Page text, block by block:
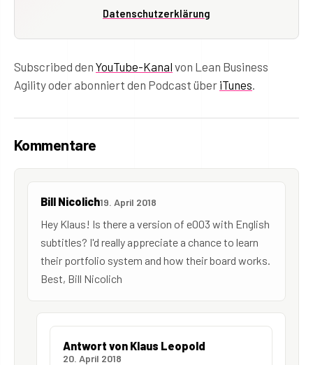
Datenschutzerklärung
Subscribed den YouTube-Kanal von Lean Business
Agility oder abonniert den Podcast über iTunes
Kommentare
Bill Nicolich19. April 2018
Hey Klaus! Is there a version of e003 with English
subtitles? I'd really appreciate a chance to learn
their portfolio system and how their board works.
Best, Bill Nicolich
Antwort von Klaus Leopold
20. April 2018